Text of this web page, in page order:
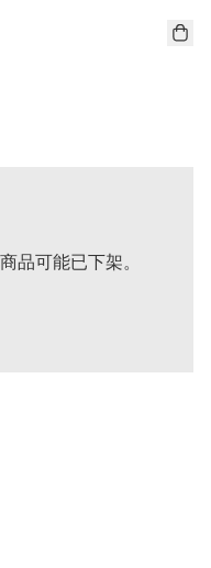
品可能已下架。